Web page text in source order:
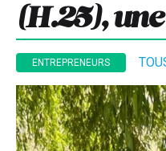
(H.25),
ENTREPRENEURS